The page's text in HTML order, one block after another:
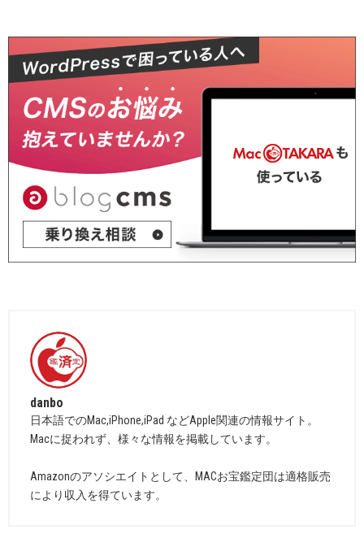
danbo
日本語でのMac,iPhone,iPad などApple関連の情報サイト。
Macに捉われず、様々な情報を掲載しています。
Amazonのアソシエイトとして、MACお宝鑑定団は適格販売
により収入を得ています。